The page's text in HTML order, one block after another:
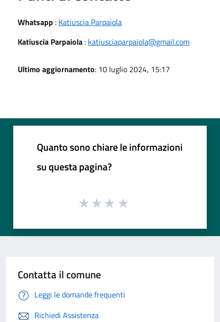
Whatsapp : Katiuscia Parpaiola
Katiuscia Parpaiola : katiusciaparpaiola@gmail.com
Ultimo aggiornamento: 10 luglio 2024, 15:17
Quanto sono chiare le informazioni
su questa pagina?
Contatta il comune
Leggi le domande frequenti
Richiedi Assistenza